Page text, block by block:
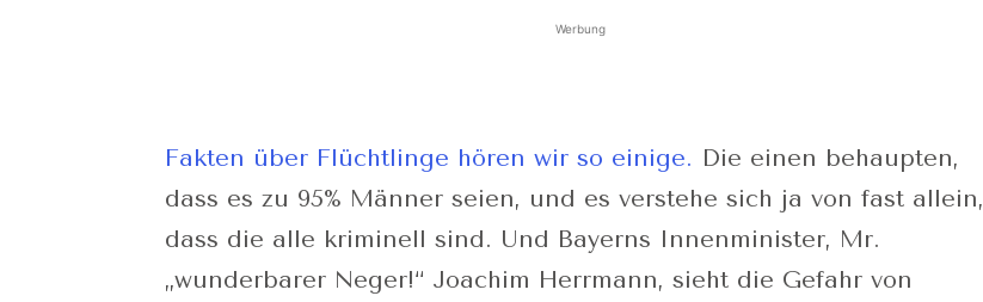
Werbung
Fakten über Flüchtlinge hören wir so einige. Die einen behaupten,
dass es zu 95% Männer seien, und es verstehe sich ja von fast allein,
dass die alle kriminell sind. Und Bayerns Innenminister, Mr.
„wunderbarer Neger!“ Joachim Herrmann, sieht die Gefahr von